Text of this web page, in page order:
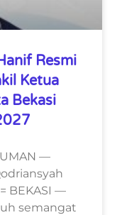
Resmi
Ketua
Bekasi
—
BEKASI —
semangat